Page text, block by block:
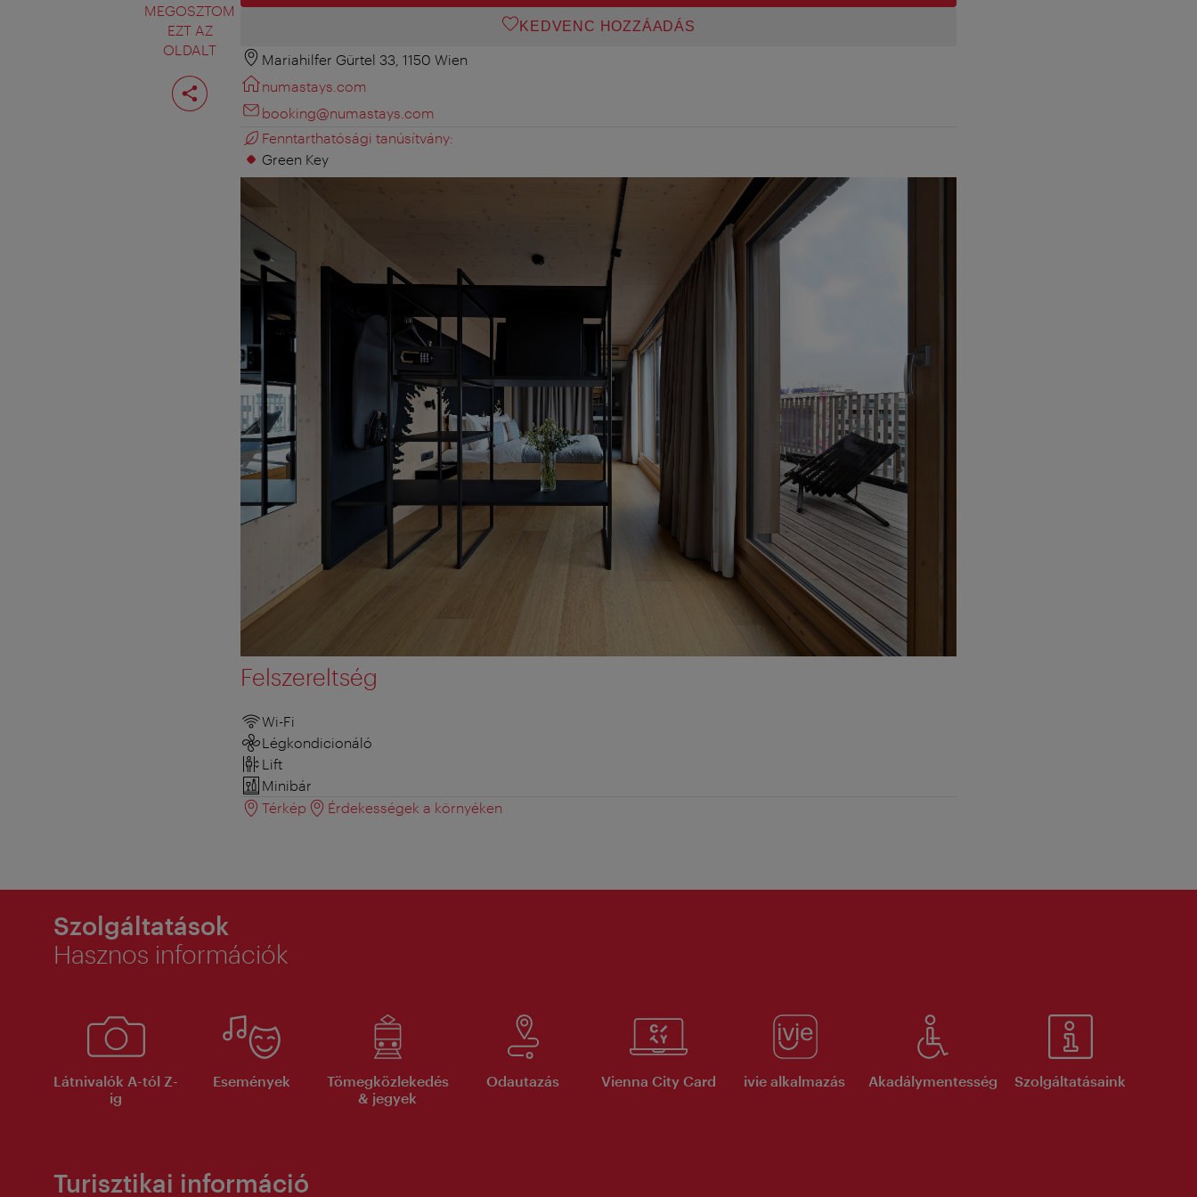
MEGOSZTOM
EZT AZ
OLDALT
Oldal
megosztása
KEDVENC HOZZÁADÁS
Mariahilfer Gürtel 33, 1150 Wien
numastays.com
booking@numastays.com
Fenntarthatósági tanúsítvány:
Green Key
Felszereltség
Wi-Fi
Légkondicionáló
Lift
Minibár
Térkép
Érdekességek a környéken
Szolgáltatások
Hasznos információk
Látnivalók A-tól Z-
ig
Események
Tömegközlekedés
& jegyek
Odautazás Vienna City Card ivie alkalmazás Akadálymentesség Szolgáltatásaink
Turisztikai információ